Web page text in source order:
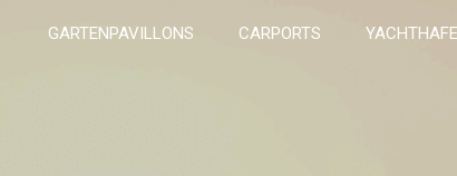
GARTENPAVILLONS CARPORTS